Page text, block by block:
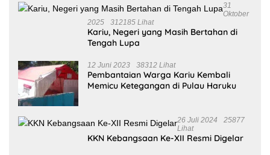
31
Oktober
2025
312185 Lihat
Kariu, Negeri yang Masih Bertahan di
Tengah Lupa
12 Juni 2023 38312 Lihat
Pembantaian Warga Kariu Kembali
Memicu Ketegangan di Pulau Haruku
26 Juli 2024
25877
Lihat
KKN Kebangsaan Ke-XII Resmi Digelar